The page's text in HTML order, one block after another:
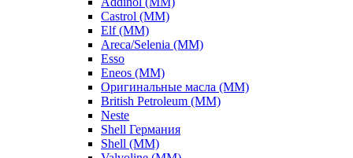
Castrol (ММ)
Elf (ММ)
Areca/Selenia (ММ)
Esso
Eneos (ММ)
Оригинальные масла (ММ)
British Petroleum (ММ)
Neste
Shell Германия
Shell (ММ)